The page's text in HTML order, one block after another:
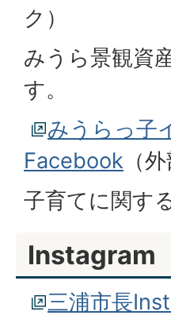
ク）
みうら景観資
す。
みうらっ子
Facebook （
子育てに関す
Instagram
三浦市長